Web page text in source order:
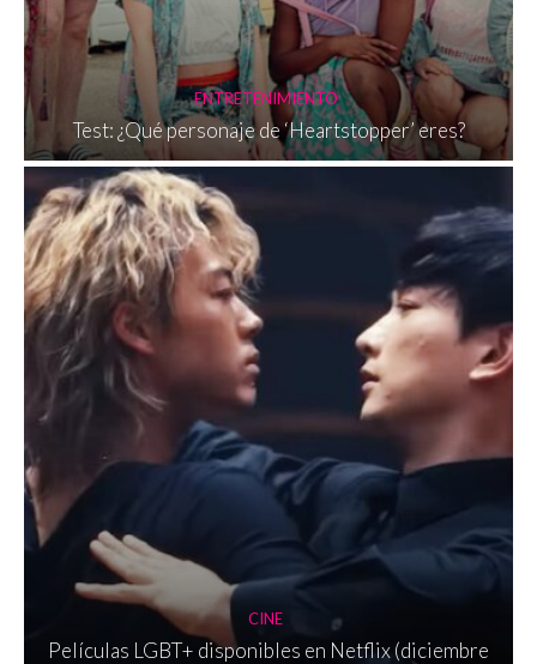
ENTRETENIMIENTO
Test: ¿Qué personaje de ‘Heartstopper’ eres?
CINE
Películas LGBT+ disponibles en Netflix (diciembre